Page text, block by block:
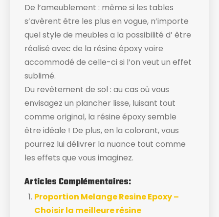
De l’ameublement : même si les tables
s’avèrent être les plus en vogue, n’importe
quel style de meubles a la possibilité d’ être
réalisé avec de la résine époxy voire
accommodé de celle-ci si l’on veut un effet
sublimé.
Du revêtement de sol : au cas où vous
envisagez un plancher lisse, luisant tout
comme original, la résine époxy semble
être idéale ! De plus, en la colorant, vous
pourrez lui délivrer la nuance tout comme
les effets que vous imaginez.
Articles Complémentaires:
Proportion Melange Resine Epoxy –
Choisir la meilleure résine